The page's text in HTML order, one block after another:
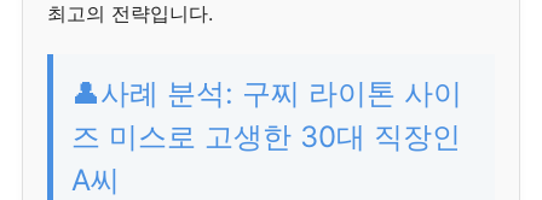
최고의 전략입니다.
👤사례 분석: 구찌 라이톤 사이
즈 미스로 고생한 30대 직장인
A씨